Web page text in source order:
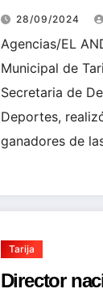
olimpiadas
28/09/2024
Agencias/EL
Municipal de
Secretaria de
Deportes,
ganadores de
Tarija
Director